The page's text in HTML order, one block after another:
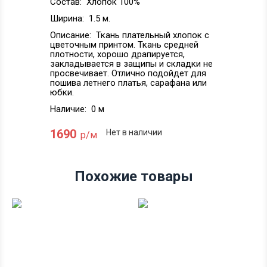
Ширина: 1.5 м.
Описание: Ткань плательный хлопок с
цветочным принтом. Ткань средней
плотности, хорошо драпируется,
закладывается в защипы и складки не
просвечивает. Отлично подойдет для
пошива летнего платья, сарафана или
юбки.
Наличие: 0 м
1690 р/м Нет в наличии
Похожие товары